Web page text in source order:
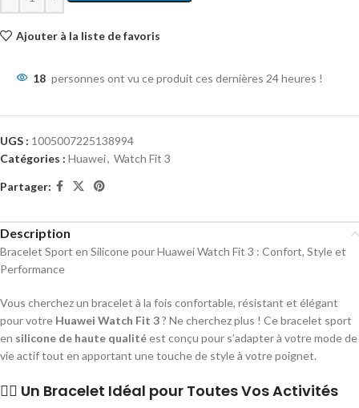
Ajouter à la liste de favoris
18 personnes ont vu ce produit ces dernières 24 heures !
UGS : 1005007225138994
Catégories : Huawei, Watch Fit 3
Partager:
Description
Bracelet Sport en Silicone pour Huawei Watch Fit 3 : Confort, Style et
Performance
Vous cherchez un bracelet à la fois confortable, résistant et élégant
pour votre Huawei Watch Fit 3? Ne cherchez plus ! Ce bracelet sport
en silicone de haute qualitéest conçu pour s’adapter à votre mode de
vie actif tout en apportant une touche de style à votre poignet.
🏃‍♂️ Un Bracelet Idéal pour Toutes Vos Activités